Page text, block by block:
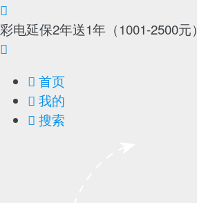

彩电延保2年送1年（1001-2500元）

 首页
 我的
 搜索